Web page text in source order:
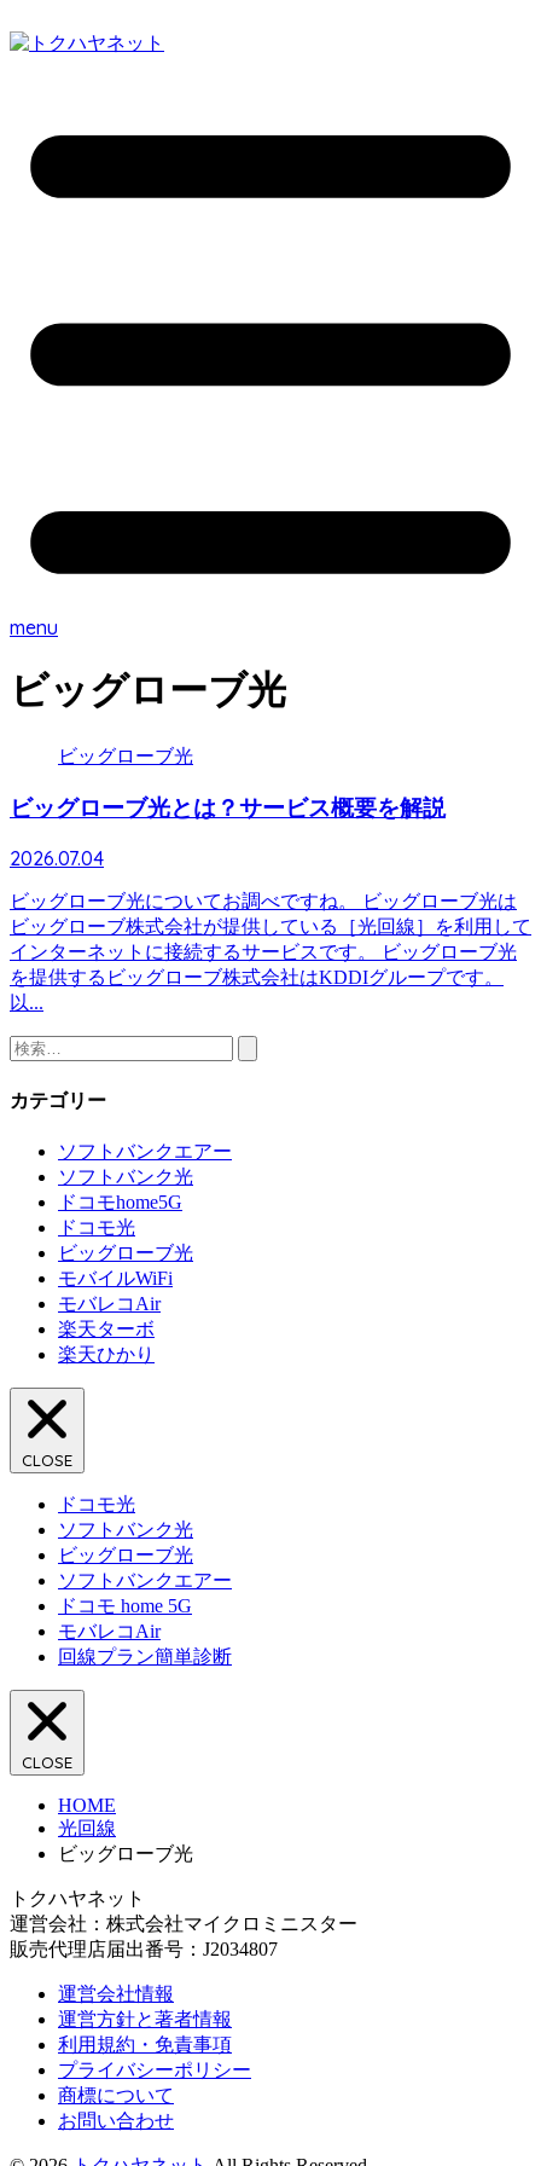
menu
ビッグローブ光
ビッグローブ光
ビッグローブ光とは？サービス概要を解説
2026.07.04
ビッグローブ光についてお調べですね。 ビッグローブ光は
ビッグローブ株式会社が提供している［光回線］を利用して
インターネットに接続するサービスです。 ビッグローブ光
を提供するビッグローブ株式会社はKDDIグループです。
以...
検
カテゴリー
ソフトバンクエアー
ソフトバンク光
ドコモhome5G
ドコモ光
ビッグローブ光
モバイルWiFi
モバレコAir
楽天ターボ
楽天ひかり
CLOSE
ドコモ光
ソフトバンク光
ビッグローブ光
ソフトバンクエアー
ドコモ home 5G
モバレコAir
回線プラン簡単診断
CLOSE
HOME
光回線
ビッグローブ光
トクハヤネット
運営会社：株式会社マイクロミニスター
販売代理店届出番号：J2034807
運営会社情報
運営方針と著者情報
利用規約・免責事項
プライバシーポリシー
商標について
お問い合わせ